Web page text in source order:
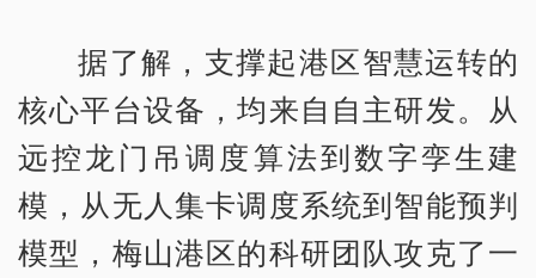
据了解，支撑起港区智慧运转的
核心平台设备，均来自自主研发。从
远控龙门吊调度算法到数字孪生建
模，从无人集卡调度系统到智能预判
模型，梅山港区的科研团队攻克了一